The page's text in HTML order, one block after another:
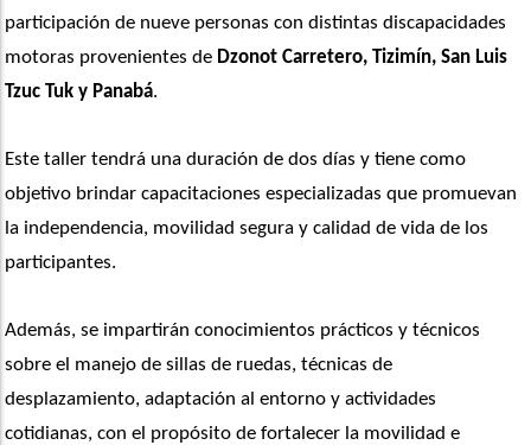
participación de nueve personas con distintas discapacidades
motoras provenientes de Dzonot Carretero, Tizimín, San Luis
Tzuc Tuk y Panabá.
Este taller tendrá una duración de dos días y tiene como
objetivo brindar capacitaciones especializadas que promuevan
la independencia, movilidad segura y calidad de vida de los
participantes.
Además, se impartirán conocimientos prácticos y técnicos
sobre el manejo de sillas de ruedas, técnicas de
desplazamiento, adaptación al entorno y actividades
cotidianas, con el propósito de fortalecer la movilidad e